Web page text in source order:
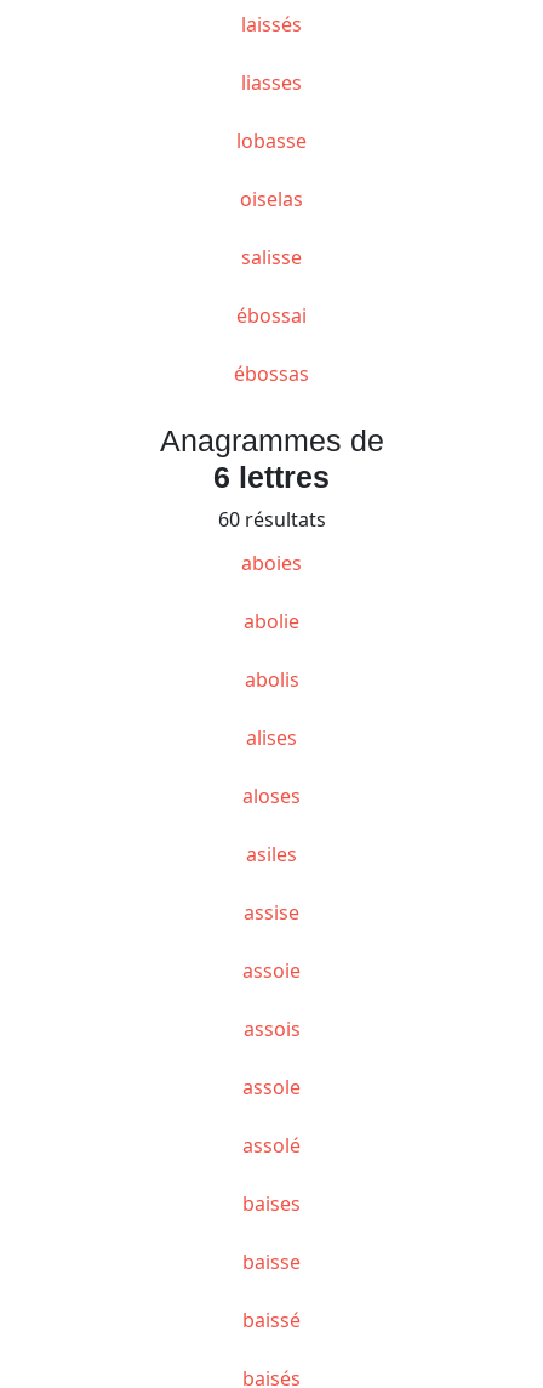
laissés
liasses
lobasse
oiselas
salisse
ébossai
ébossas
Anagrammes de
6 lettres
60 résultats
aboies
abolie
abolis
alises
aloses
asiles
assise
assoie
assois
assole
assolé
baises
baisse
baissé
baisés